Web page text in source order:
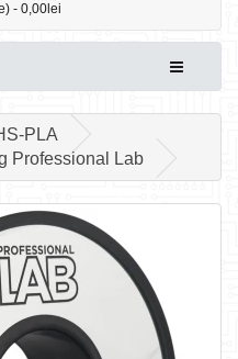
- 0,00lei
PLA
Professional Lab